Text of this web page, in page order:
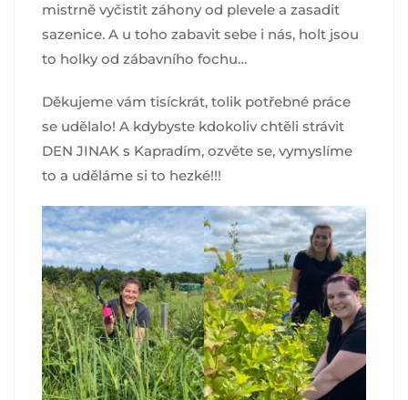
mistrně vyčistit záhony od plevele a zasadit
sazenice. A u toho zabavit sebe i nás, holt jsou
to holky od zábavního fochu…
Děkujeme vám tisíckrát, tolik potřebné práce
se udělalo! A kdybyste kdokoliv chtěli strávit
DEN JINAK s Kapradím, ozvěte se, vymyslíme
to a uděláme si to hezké!!!